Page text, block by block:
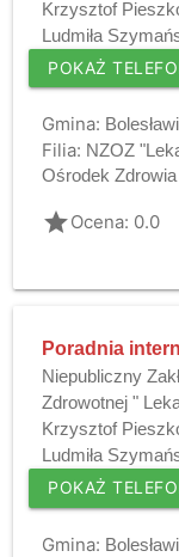
Krzysztof
Ludmiła
POKAŻ
Gmina:
Filia: NZOZ
Ośrodek Zdrowia
gradeOcena: 0.0
Poradnia
Niepubliczny
Zdrowotnej "
Krzysztof
Ludmiła
POKAŻ
Gmina: